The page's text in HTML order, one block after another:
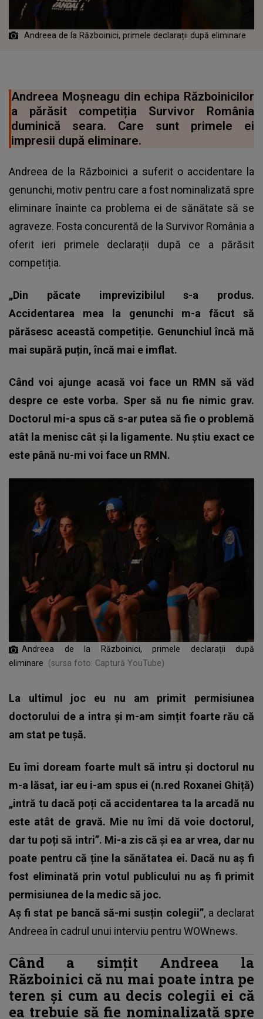
Andreea de la Războinici, primele declarații după eliminare
Andreea Moșneagu din echipa Războinicilor
a părăsit competiția Survivor România
duminică seara. Care sunt primele ei
impresii după eliminare.
Andreea de la Războinici a suferit o accidentare la
genunchi, motiv pentru care a fost nominalizată spre
eliminare înainte ca problema ei de sănătate să se
agraveze. Fosta concurentă de la Survivor România a
oferit ieri primele declarații după ce a părăsit
competiția.
„Din păcate imprevizibilul s-a produs.
Accidentarea mea la genunchi m-a făcut să
părăsesc această competiție. Genunchiul încă mă
mai supără puțin, încă mai e imflat.
Când voi ajunge acasă voi face un RMN să văd
despre ce este vorba. Sper să nu fie nimic grav.
Doctorul mi-a spus că s-ar putea să fie o problemă
atât la menisc cât și la ligamente. Nu știu exact ce
este până nu-mi voi face un RMN.
Andreea de la Războinici, primele declarații după
eliminare
(sursa foto: Captură YouTube)
La ultimul joc eu nu am primit permisiunea
doctorului de a intra și m-am simțit foarte rău că
am stat pe tușă.
Eu îmi doream foarte mult să intru și doctorul nu
m-a lăsat, iar eu i-am spus ei (n.red Roxanei Ghiță)
„intră tu dacă poți că accidentarea ta la arcadă nu
este atât de gravă. Mie nu îmi dă voie doctorul,
dar tu poți să intri”. Mi-a zis că și ea ar vrea, dar nu
poate pentru că ține la sănătatea ei. Dacă nu aș fi
fost eliminată prin votul publicului nu aș fi primit
permisiunea de la medic să joc.
Aș fi stat pe bancă să-mi susțin colegii”, a declarat
Andreea în cadrul unui interviu pentru WOWnews.
Când a simțit Andreea la
Războinici că nu mai poate intra pe
teren și cum au decis colegii ei că
ea trebuie să fie nominalizată spre